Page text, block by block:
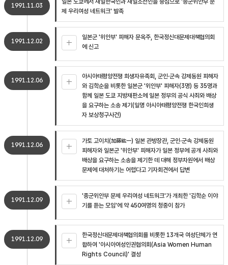
1991.11.03
일본 도쿄에서 재일한국인과 재일조선인을 중심으로 '종군위안부 문
제 우리여성 네트워크' 발족
1991.12.02
일본군 '위안부' 피해자 문옥주, 한국정신대문제대책협의회
에 신고
1991.12.06
아시아태평양전쟁 희생자유족회, 군인·군속 강제동원 피해자
와 김학순을 비롯한 일본군 '위안부' 피해자(3명) 등 35명과
함께 일본 도쿄 지방재판소에 일본 정부의 공식 사죄와 배상
을 요구하는 소송 제기(일명 아시아태평양전쟁 한국인희생
자 보상청구사건)
1991.12.06
가토 고이치(加藤紘一) 일본 관방장관, 군인·군속 강제동원
피해자와 일본군 '위안부' 피해자가 일본 정부에 공개 사죄와
배상을 요구하는 소송을 제기한 데 대해 정부차원에서 배상
문제에 대처하기는 어렵다고 기자회견에서 답변
1991.12.09
'종군위안부 문제 우리여성 네트워크'가 개최한 '김학순 이야
기를 듣는 모임'에 약 450여명의 청중이 참가
1991.12.09
한국정신대문제대책협의회를 비롯한 13개국 여성단체가 연
합하여 '아시아여성인권협의회(Asia Women Human
Rights Council)' 결성